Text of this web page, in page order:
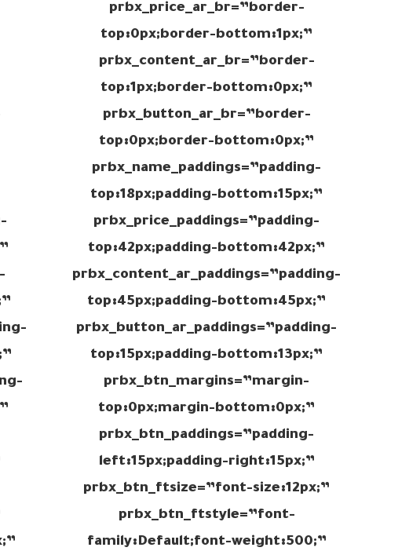
prbx_price_ar_br=”border-
top:0px;border-bottom:1px;”
prbx_content_ar_br=”border-
top:1px;border-bottom:0px;”
prbx_button_ar_br=”border-
top:0px;border-bottom:0px;”
prbx_name_paddings=”padding-
top:18px;padding-bottom:15px;”
prbx_price_paddings=”padding-
top:42px;padding-bottom:42px;”
prbx_content_ar_paddings=”padding-
top:45px;padding-bottom:45px;”
prbx_button_ar_paddings=”padding-
top:15px;padding-bottom:13px;”
prbx_btn_margins=”margin-
top:0px;margin-bottom:0px;”
prbx_btn_paddings=”padding-
left:15px;padding-right:15px;”
prbx_btn_ftsize=”font-size:12px;”
prbx_btn_ftstyle=”font-
family:Default;font-weight:500;”